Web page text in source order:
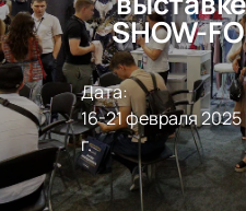
SHOW-
Дата:
16-21 февраля 2025
г.